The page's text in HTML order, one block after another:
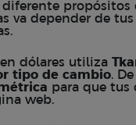
propósitos
va depender de tus
dólares utiliza
tipo de cambio.
para que tus
web.